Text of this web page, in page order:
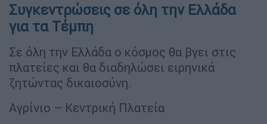
Συγκεντρώσεις σε όλη την Ελλάδα
για τα Τέμπη
Σε όλη την Ελλάδα ο κόσμος θα βγει στις
πλατείες και θα διαδηλώσει ειρηνικά
ζητώντας δικαιοσύνη.
Αγρίνιο – Κεντρική Πλατεία